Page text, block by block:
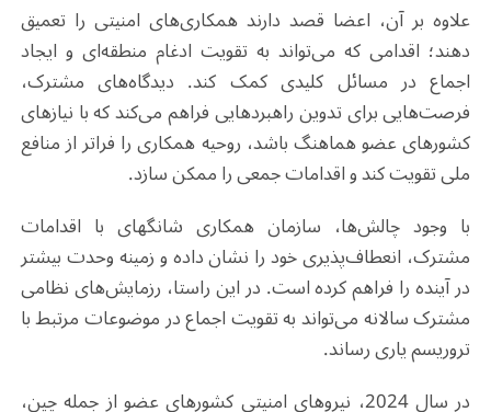
علاوه بر آن، اعضا قصد دارند همکاری‌های امنیتی را تعمیق
دهند؛ اقدامی که می‌تواند به تقویت ادغام منطقه‌ای و ایجاد
اجماع در مسائل کلیدی کمک کند. دیدگاه‌های مشترک،
فرصت‌هایی برای تدوین راهبردهایی فراهم می‌کند که با نیازهای
کشورهای عضو هماهنگ باشد، روحیه همکاری را فراتر از منافع
ملی تقویت کند و اقدامات جمعی را ممکن سازد.
با وجود چالش‌ها، سازمان همکاری شانگهای با اقدامات
مشترک، انعطاف‌پذیری خود را نشان داده و زمینه وحدت بیشتر
در آینده را فراهم کرده است. در این راستا، رزمایش‌های نظامی
مشترک سالانه می‌تواند به تقویت اجماع در موضوعات مرتبط با
تروریسم یاری رساند.
در سال 2024، نیروهای امنیتی کشورهای عضو از جمله چین،